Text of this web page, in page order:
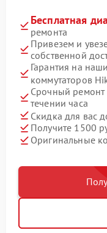
Бесплатная
ремонта
Привезем и
собственной
Гарантия на
коммутаторов
Срочный ремонт
течении часа
Скидка для вас
Получите 1500
Оригинальные